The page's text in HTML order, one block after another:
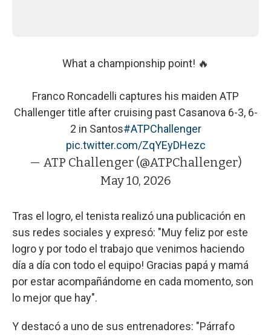
What a championship point! 🔥
Franco Roncadelli captures his maiden ATP
Challenger title after cruising past Casanova 6-3, 6-
2 in Santos#ATPChallenger
pic.twitter.com/ZqYEyDHezc
— ATP Challenger (@ATPChallenger)
May 10, 2026
Tras el logro, el tenista realizó una publicación en
sus redes sociales y expresó: "Muy feliz por este
logro y por todo el trabajo que venimos haciendo
día a día con todo el equipo! Gracias papá y mamá
por estar acompañándome en cada momento, son
lo mejor que hay".
Y destacó a uno de sus entrenadores: "Párrafo